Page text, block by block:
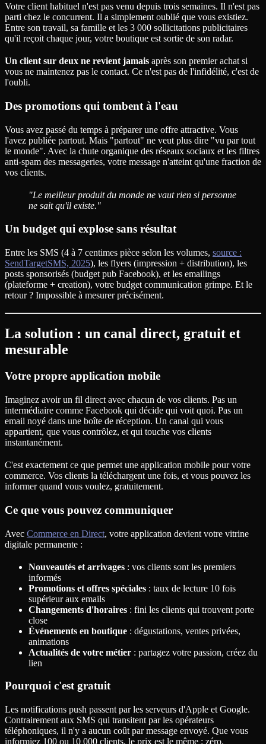
Votre client habituel n'est pas venu depuis trois semaines. Il n'est pas
parti chez le concurrent. Il a simplement oublié que vous existiez.
Entre son travail, sa famille et les 3 000 sollicitations publicitaires
qu'il reçoit chaque jour, votre boutique est sortie de son radar.
Un client sur deux ne revient jamais après son premier achat si
vous ne maintenez pas le contact. Ce n'est pas de l'infidélité, c'est de
l'oubli.
Des promotions qui tombent à l'eau
Vous avez passé du temps à préparer une offre attractive. Vous
l'avez publiée partout. Mais "partout" ne veut plus dire "vu par tout
le monde". Avec la chute organique des réseaux sociaux et les filtres
anti-spam des messageries, votre message n'atteint qu'une fraction de
vos clients.
"Le meilleur produit du monde ne vaut rien si personne
ne sait qu'il existe."
Un budget qui explose sans résultat
Entre les SMS (4 à 7 centimes pièce selon les volumes, source :
SendTargetSMS, 2025), les flyers (impression + distribution), les
posts sponsorisés (budget pub Facebook), et les emailings
(plateforme + creation), votre budget communication grimpe. Et le
retour ? Impossible à mesurer précisément.
La solution : un canal direct, gratuit et
mesurable
Votre propre application mobile
Imaginez avoir un fil direct avec chacun de vos clients. Pas un
intermédiaire comme Facebook qui décide qui voit quoi. Pas un
email noyé dans une boîte de réception. Un canal qui vous
appartient, que vous contrôlez, et qui touche vos clients
instantanément.
C'est exactement ce que permet une application mobile pour votre
commerce. Vos clients la téléchargent une fois, et vous pouvez les
informer quand vous voulez, gratuitement.
Ce que vous pouvez communiquer
Avec Commerce en Direct, votre application devient votre vitrine
digitale permanente :
Nouveautés et arrivages : vos clients sont les premiers
informés
Promotions et offres spéciales : taux de lecture 10 fois
supérieur aux emails
Changements d'horaires : fini les clients qui trouvent porte
close
Événements en boutique : dégustations, ventes privées,
animations
Actualités de votre métier : partagez votre passion, créez du
lien
Pourquoi c'est gratuit
Les notifications push passent par les serveurs d'Apple et Google.
Contrairement aux SMS qui transitent par les opérateurs
téléphoniques, il n'y a aucun coût par message envoyé. Que vous
informiez 100 ou 10 000 clients, le prix est le même : zéro.